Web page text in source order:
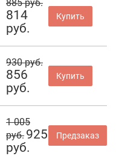
885 руб.
814
руб.
Купить
930 руб.
856
руб.
Купить
1 005
руб. 925
руб.
Предзаказ